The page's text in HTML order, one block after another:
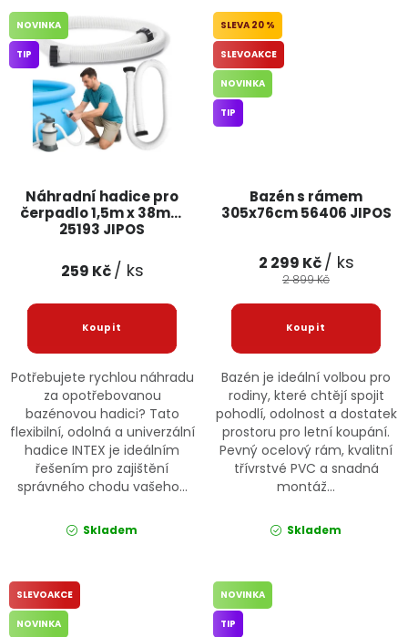
Náhradní hadice pro
čerpadlo 1,5m x 38mm
25193 JIPOS
NOVINKA
TIP
259 Kč/ ks
Potřebujete rychlou náhradu
za opotřebovanou
bazénovou hadici? Tato
flexibilní, odolná a univerzální
hadice INTEX je ideálním
řešením pro zajištění
správného chodu vašeho...
Skladem
Bazén s rámem
305x76cm 56406 JIPOS
20 %
SLEVOAKCE
NOVINKA
TIP
2 299 Kč/ ks
2 899 Kč
Bazén je ideální volbou pro
rodiny, které chtějí spojit
pohodlí, odolnost a dostatek
prostoru pro letní koupání.
Pevný ocelový rám, kvalitní
třívrstvé PVC a snadná
montáž...
Skladem
SLEVOAKCE
NOVINKA
NOVINKA
TIP